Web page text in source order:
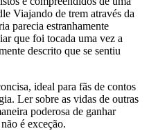
Viajando de trem através da
parecia estranhamente
que foi tocada uma vez a
descrito que se sentiu
ideal para fãs de contos
Ler sobre as vidas de outras
poderosa de ganhar
é exceção.